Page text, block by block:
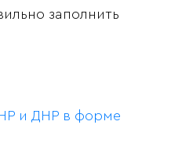
заполнить
и ДНР в форме